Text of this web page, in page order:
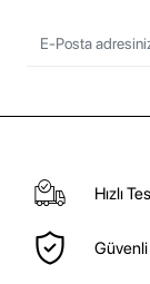
Hızlı
Güvenli